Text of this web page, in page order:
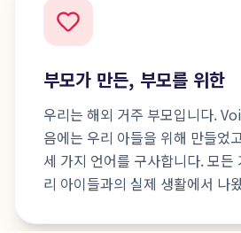
부모가 만든, 부모를 위한
우리는 해외 거주 부모입니다.
음에는 우리 아들을 위해 만들었
세 가지 언어를 구사합니다. 모든
리 아이들과의 실제 생활에서 나